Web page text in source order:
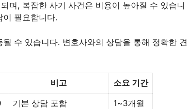
며, 복잡한 사기 사건은 비용이 높아질 수 있습니
이 필요합니다.
수 있습니다. 변호사와의 상담을 통해 정확한 견
비고 소요 기간
기본 상담 포함 1~3개월